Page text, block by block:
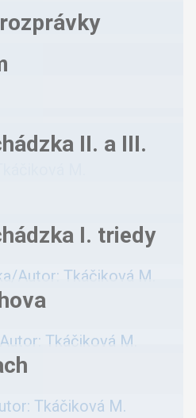
II. a III.
I. triedy